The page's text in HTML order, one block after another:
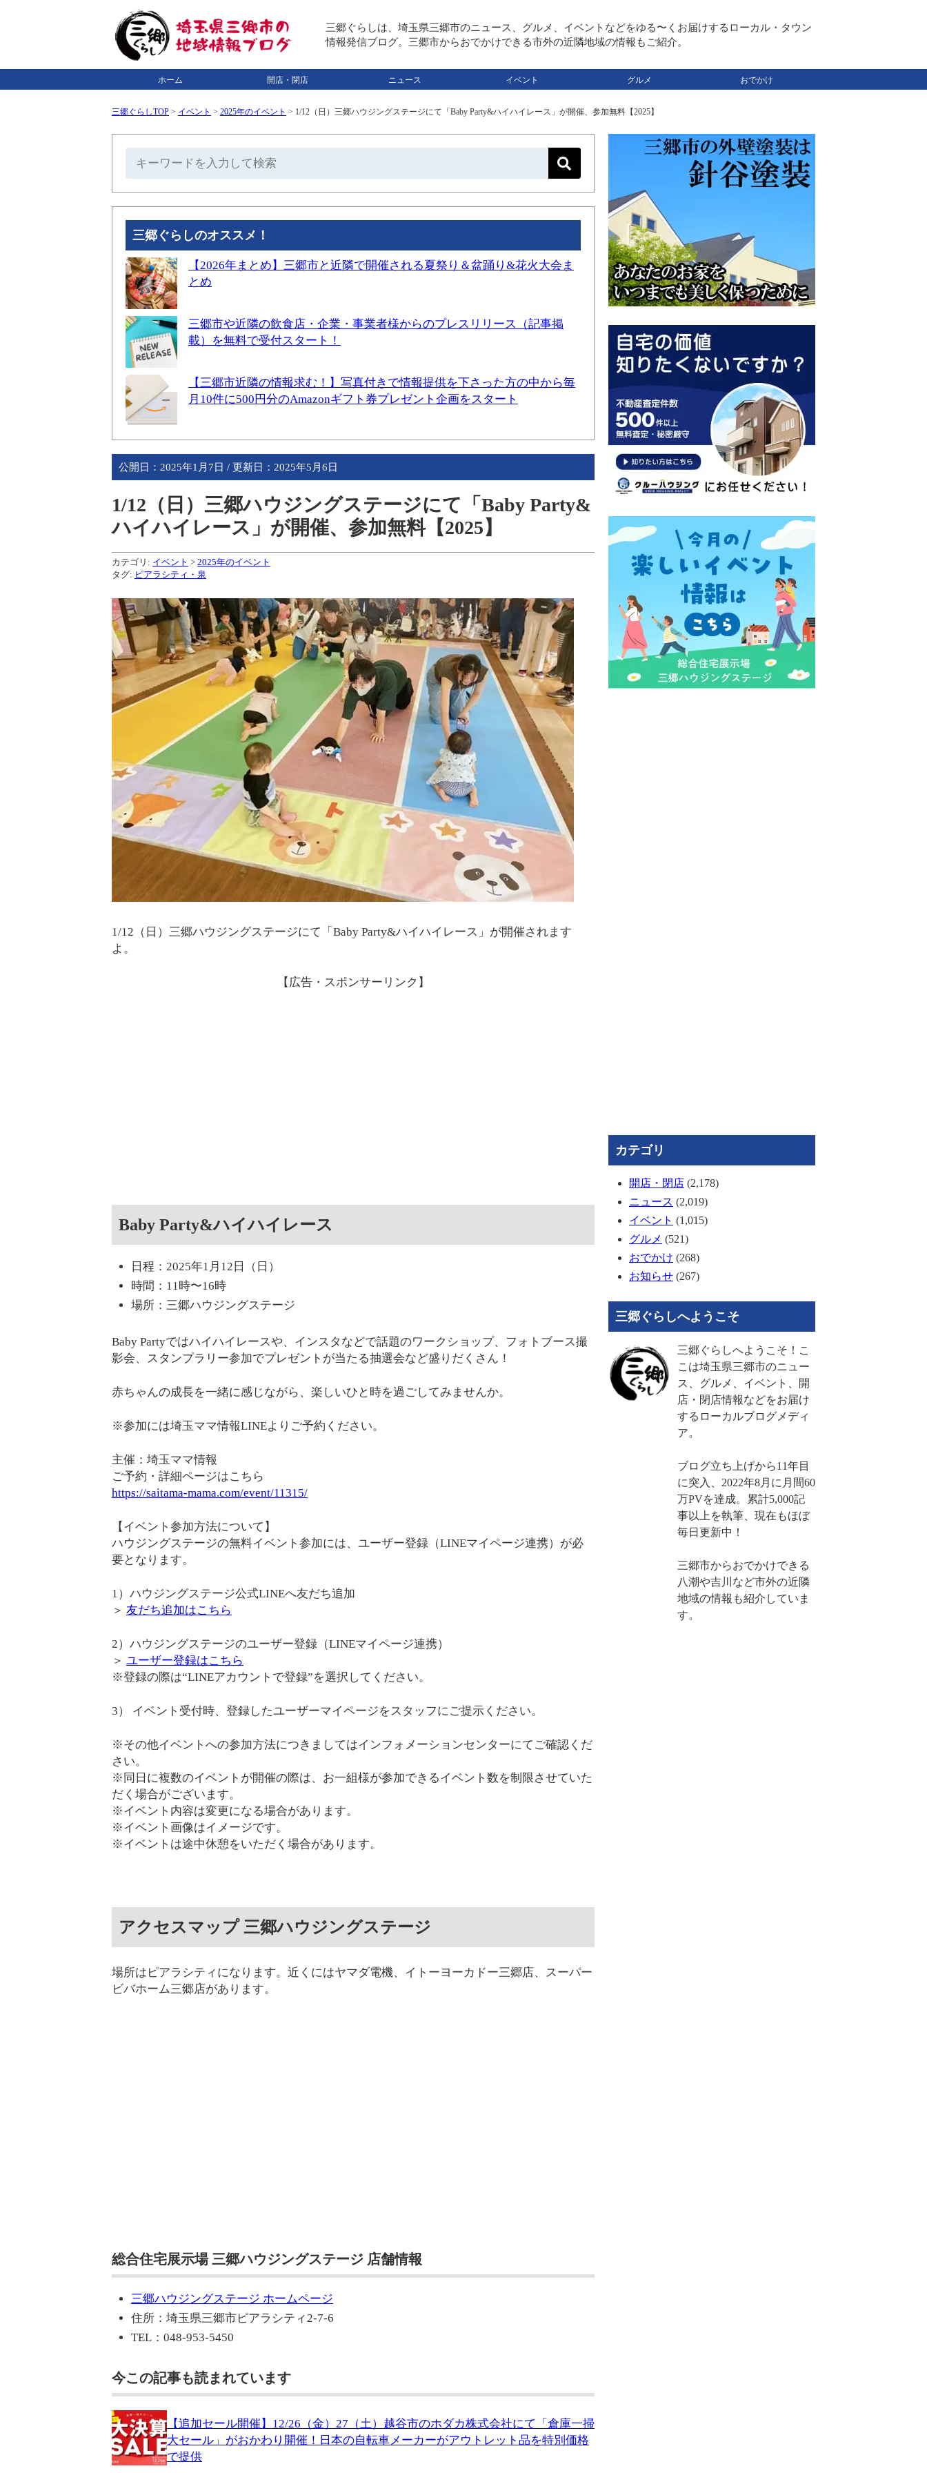
三郷ぐらしは、埼玉県三郷市のニュース、グルメ、イベントなどをゆる〜くお届けするローカル・タウン
情報発信ブログ。三郷市からおでかけできる市外の近隣地域の情報もご紹介。
ホーム 開店・閉店 ニュース イベント グルメ おでかけ
三郷ぐらしTOP > イベント > 2025年のイベント > 1/12（日）三郷ハウジングステージにて「Baby Party&ハイハイレース」が開催、参加無料【2025】
三郷ぐらしのオススメ！
【2026年まとめ】三郷市と近隣で開催される夏祭り＆盆踊り&花火大会ま
とめ
三郷市や近隣の飲食店・企業・事業者様からのプレスリリース（記事掲
載）を無料で受付スタート！
【三郷市近隣の情報求む！】写真付きで情報提供を下さった方の中から毎
月10件に500円分のAmazonギフト券プレゼント企画をスタート
公開日： 2025年1月7日 / 更新日： 2025年5月6日
1/12（日）三郷ハウジングステージにて「Baby Party&
ハイハイレース」が開催、参加無料【2025】
カテゴリ: イベント > 2025年のイベント
タグ: ピアラシティ・泉
1/12（日）三郷ハウジングステージにて「Baby Party&ハイハイレース」が開催されます
よ。
【広告・スポンサーリンク】
Baby Party&ハイハイレース
日程：2025年1月12日（日）
時間：11時〜16時
場所：三郷ハウジングステージ
Baby Partyではハイハイレースや、インスタなどで話題のワークショップ、フォトブース撮
影会、スタンプラリー参加でプレゼントが当たる抽選会など盛りだくさん！
赤ちゃんの成長を一緒に感じながら、楽しいひと時を過ごしてみませんか。
※参加には埼玉ママ情報LINEよりご予約ください。
主催：埼玉ママ情報
ご予約・詳細ページはこちら
https://saitama-mama.com/event/11315/
【イベント参加方法について】
ハウジングステージの無料イベント参加には、ユーザー登録（LINEマイページ連携）が必
要となります。
1）ハウジングステージ公式LINEへ友だち追加
＞ 友だち追加はこちら
2）ハウジングステージのユーザー登録（LINEマイページ連携）
＞ ユーザー登録はこちら
※登録の際は“LINEアカウントで登録”を選択してください。
3） イベント受付時、登録したユーザーマイページをスタッフにご提示ください。
※その他イベントへの参加方法につきましてはインフォメーションセンターにてご確認くだ
さい。
※同日に複数のイベントが開催の際は、お一組様が参加できるイベント数を制限させていた
だく場合がございます。
※イベント内容は変更になる場合があります。
※イベント画像はイメージです。
※イベントは途中休憩をいただく場合があります。
アクセスマップ 三郷ハウジングステージ
場所はピアラシティになります。近くにはヤマダ電機、イトーヨーカドー三郷店、スーパー
ビバホーム三郷店があります。
総合住宅展示場 三郷ハウジングステージ 店舗情報
三郷ハウジングステージ ホームページ
住所：埼玉県三郷市ピアラシティ2-7-6
TEL：048-953-5450
今この記事も読まれています
【追加セール開催】12/26（金）27（土）越谷市のホダカ株式会社にて「倉庫一掃
大セール」がおかわり開催！日本の自転車メーカーがアウトレット品を特別価格
で提供
カテゴリ
開店・閉店 (2,178)
ニュース (2,019)
イベント (1,015)
グルメ (521)
おでかけ (268)
お知らせ (267)
三郷ぐらしへようこそ
三郷ぐらしへようこそ！こ
こは埼玉県三郷市のニュー
ス、グルメ、イベント、開
店・閉店情報などをお届け
するローカルブログメディ
ア。
ブログ立ち上げから11年目
に突入、2022年8月に月間60
万PVを達成。累計5,000記
事以上を執筆、現在もほぼ
毎日更新中！
三郷市からおでかけできる
八潮や吉川など市外の近隣
地域の情報も紹介していま
す。